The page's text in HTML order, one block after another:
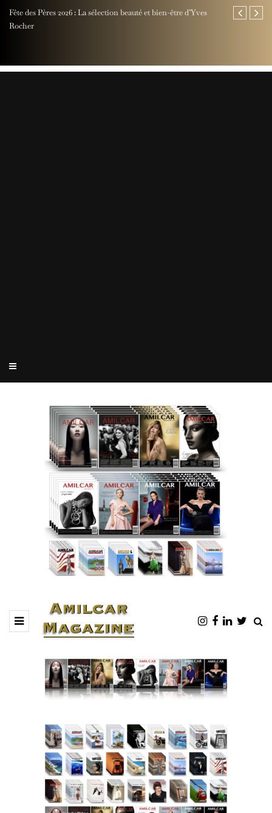
Fête des Pères 2026 : La sélection beauté et bien-être d’Yves
Rocher
Jaeger-